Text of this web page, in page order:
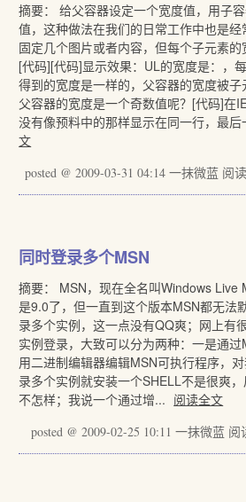
摘要： 给父容器设定一个宽度值，用子
值，这种做法在我们的日常工作中也是
固定几个图片或者内容，但每个子元素的
[代码][代码]显示效果：UL的宽度是：，
得到的宽度是一样的，父容器的宽度被
父容器的宽度是一个奇数值呢？[代码]在
没有像预料中的那样显示在同一行，最后
文
posted @ 2009-03-31 04:14 一抹微蓝 阅
同时登录多个MSN
摘要： MSN，现在全名叫Windows Live
是9.0了，但一直到这个版本MSN都无法
录多个实例，这一点没有QQ爽；网上有
实例登录，大致可以分为两种：一是通
用二进制编辑器编辑MSN可执行程序，
录多个实例就安装一个SHELL不是很爽
不怎样；我说一个通过增... 阅读全文
posted @ 2009-02-25 10:11 一抹微蓝 阅